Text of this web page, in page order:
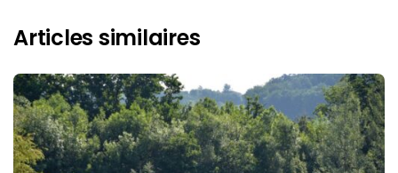
Articles similaires